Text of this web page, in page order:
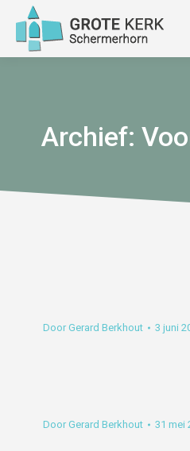
Archief:
DoorGerard Berkhout 3 juni
DoorGerard Berkhout 31 mei